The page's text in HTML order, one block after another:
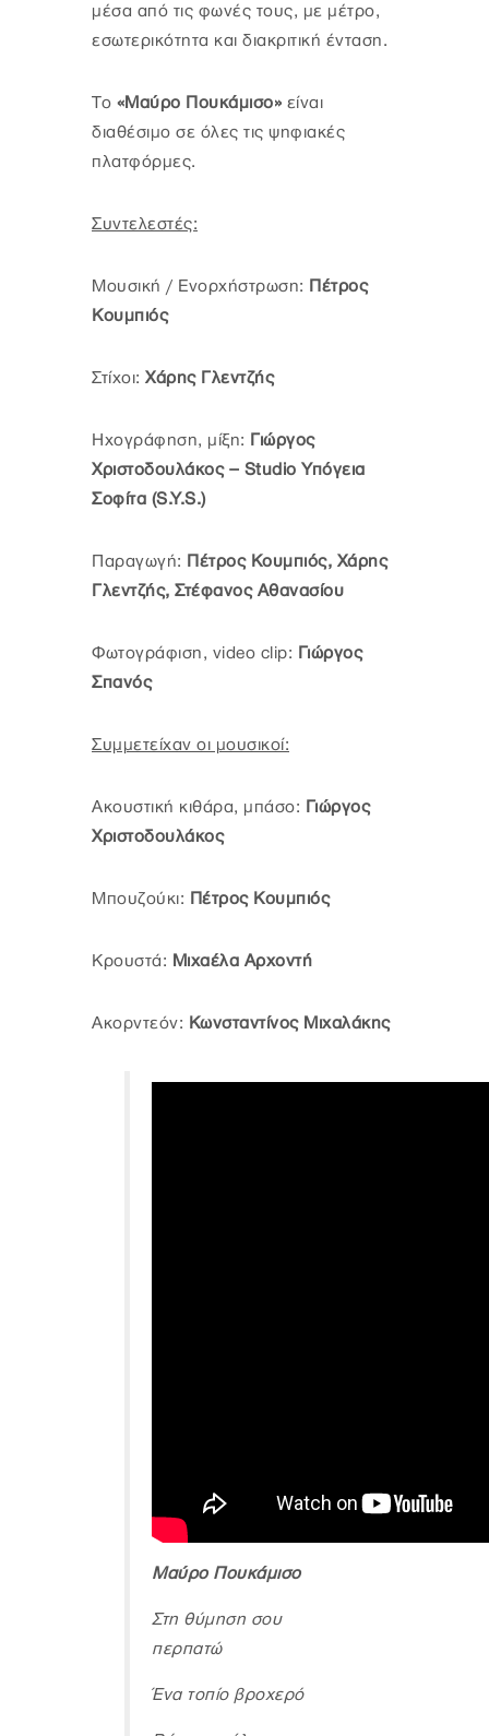
μέσα από τις φωνές τους, με μέτρο,
εσωτερικότητα και διακριτική ένταση.
Το «Μαύρο Πουκάμισο» είναι
διαθέσιμο σε όλες τις ψηφιακές
πλατφόρμες.
Συντελεστές:
Μουσική / Ενορχήστρωση: Πέτρος
Κουμπιός
Στίχοι: Χάρης Γλεντζής
Ηχογράφηση, μίξη: Γιώργος
Χριστοδουλάκος – Studio Υπόγεια
Σοφίτα (S.Y.S.)
Παραγωγή: Πέτρος Κουμπιός, Χάρης
Γλεντζής, Στέφανος Αθανασίου
Φωτογράφιση, video clip: Γιώργος
Σπανός
Συμμετείχαν οι μουσικοί:
Ακουστική κιθάρα, μπάσο: Γιώργος
Χριστοδουλάκος
Μπουζούκι: Πέτρος Κουμπιός
Κρουστά: Μιχαέλα Αρχοντή
Ακορντεόν: Κωνσταντίνος Μιχαλάκης
Μαύρο Πουκάμισο
Στη θύμηση σου
περπατώ
Ένα τοπίο βροχερό